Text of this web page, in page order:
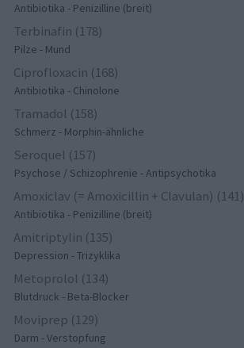
Antibiotika - Penizilline (breit)
Terbinafin (178)
Pilze - Mund
Ciprofloxacin (168)
Antibiotika - Chinolone
Tramadol (158)
Schmerz - Morphin-ähnliche
Seroquel (157)
Psychose / Schizophrenie - Antipsychotika
Amoxiclav (= Amoxicillin + Clavulan) (141)
Antibiotika - Penizilline (breit)
Amitriptylin (135)
Depression - Trizyklika
Metoprolol (134)
Blutdruck - Beta-Blocker
Moviprep (129)
Darm - Verstopfung